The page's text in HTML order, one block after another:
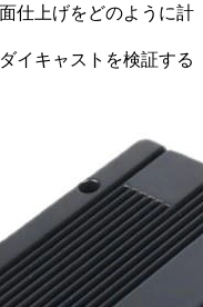
仕上げをどのように計
イキャストを検証する